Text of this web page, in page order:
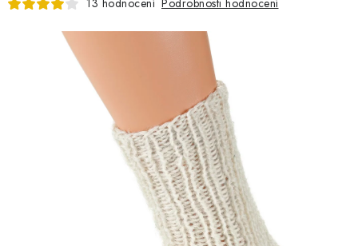
OBUV
DOMOV A SPANÍ
SAUNA A ZDRAVÍ
Hodnocení obchodu
Kontakty
13 hodnocení